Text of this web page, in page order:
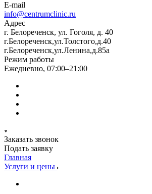
E-mail
info@centrumclinic.ru
Адрес
г. Белореченск, ул. Гоголя, д. 40
г.Белореченск,ул.Толстого,д.40
г.Белореченск,ул.Ленина,д.85а
Режим работы
Ежедневно, 07:00–21:00
Заказать звонок
Подать заявку
Главная
Услуги и цены